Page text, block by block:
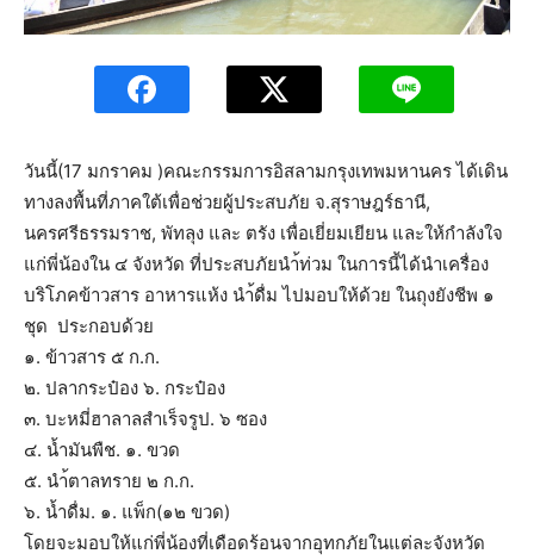
วันนี้(17 มกราคม )คณะกรรมการอิสลามกรุงเทพมหานคร ได้เดิน
ทางลงพื้นที่ภาคใต้เพื่อช่วยผู้ประสบภัย จ.สุราษฎร์ธานี,
นครศรีธรรมราช, พัทลุง และ ตรัง เพื่อเยี่ยมเยียน และให้กำลังใจ
แก่พี่น้องใน ๔ จังหวัด ที่ประสบภัยนำ้ท่วม ในการนี้ได้นำเครื่อง
บริโภคข้าวสาร อาหารแห้ง นำ้ดื่ม ไปมอบให้ด้วย ในถุงยังชีพ ๑
ชุด ประกอบด้วย
๑. ข้าวสาร ๕ ก.ก.
๒. ปลากระป๋อง ๖. กระป๋อง
๓. บะหมี่ฮาลาลสำเร็จรูป. ๖ ซอง
๔. น้ำมันพืช. ๑. ขวด
๕. นำ้ตาลทราย ๒ ก.ก.
๖. น้ำดื่ม. ๑. แพ็ก(๑๒ ขวด)
โดยจะมอบให้แก่พี่น้องที่เดือดร้อนจากอุทกภัยในแต่ละจังหวัด